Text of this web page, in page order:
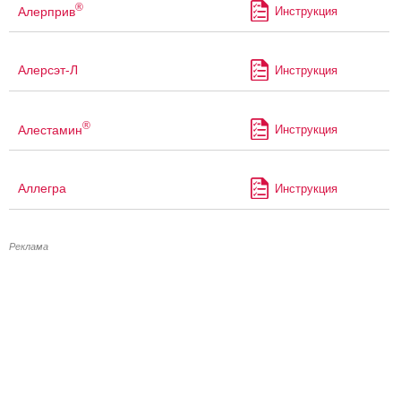
Алерприв® Инструкция
Алерсэт-Л Инструкция
Алестамин® Инструкция
Аллегра Инструкция
Реклама